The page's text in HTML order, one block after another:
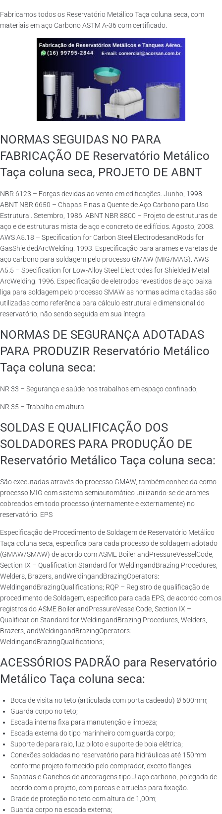
Fabricamos todos os Reservatório Metálico Taça coluna seca, com
materiais em aço Carbono ASTM A-36 com certificado.
NORMAS SEGUIDAS NO PARA
FABRICAÇÃO DE Reservatório Metálico
Taça coluna seca, PROJETO DE ABNT
NBR 6123 – Forças devidas ao vento em edificações. Junho, 1998.
ABNT NBR 6650 – Chapas Finas a Quente de Aço Carbono para Uso
Estrutural. Setembro, 1986. ABNT NBR 8800 – Projeto de estruturas de
aço e de estruturas mista de aço e concreto de edifícios. Agosto, 2008.
AWS A5.18 – Specification for Carbon Steel ElectrodesandRods for
GasShieldedArcWelding. 1993. Especificação para arames e varetas de
aço carbono para soldagem pelo processo GMAW (MIG/MAG). AWS
A5.5 – Specification for Low-Alloy Steel Electrodes for Shielded Metal
ArcWelding. 1996. Especificação de eletrodos revestidos de aço baixa
liga para soldagem pelo processo SMAW as normas acima citadas são
utilizadas como referência para cálculo estrutural e dimensional do
reservatório, não sendo seguida em sua íntegra.
NORMAS DE SEGURANÇA ADOTADAS
PARA PRODUZIR Reservatório Metálico
Taça coluna seca:
NR 33 – Segurança e saúde nos trabalhos em espaço confinado;
NR 35 – Trabalho em altura.
SOLDAS E QUALIFICAÇÃO DOS
SOLDADORES PARA PRODUÇÃO DE
Reservatório Metálico Taça coluna seca:
São executadas através do processo GMAW, também conhecida como
processo MIG com sistema semiautomático utilizando-se de arames
cobreados em todo processo (internamente e externamente) no
reservatório. EPS
Especificação de Procedimento de Soldagem de Reservatório Metálico
Taça coluna seca, específica para cada processo de soldagem adotado
(GMAW/SMAW) de acordo com ASME Boiler andPressureVesselCode,
Section IX – Qualification Standard for WeldingandBrazing Procedures,
Welders, Brazers, andWeldingandBrazingOperators:
WeldingandBrazingQualifications; RQP – Registro de qualificação de
procedimento de Soldagem, específico para cada EPS, de acordo com os
registros do ASME Boiler andPressureVesselCode, Section IX –
Qualification Standard for WeldingandBrazing Procedures, Welders,
Brazers, andWeldingandBrazingOperators:
WeldingandBrazingQualifications;
ACESSÓRIOS PADRÃO para Reservatório
Metálico Taça coluna seca:
Boca de visita no teto (articulada com porta cadeado) Ø 600mm;
Guarda corpo no teto;
Escada interna fixa para manutenção e limpeza;
Escada externa do tipo marinheiro com guarda corpo;
Suporte de para raio, luz piloto e suporte de boia elétrica;
Conexões soldadas no reservatório para hidráulicas até 150mm
conforme projeto fornecido pelo comprador, exceto flanges.
Sapatas e Ganchos de ancoragens tipo J aço carbono, polegada de
acordo com o projeto, com porcas e arruelas para fixação.
Grade de proteção no teto com altura de 1,00m;
Guarda corpo na escada externa;